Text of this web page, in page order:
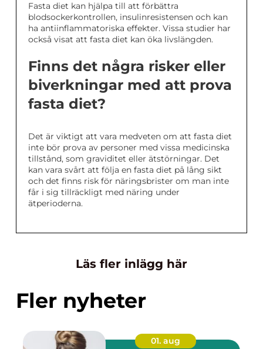
Fasta diet kan hjälpa till att förbättra
blodsockerkontrollen, insulinresistensen och kan
ha antiinflammatoriska effekter. Vissa studier har
också visat att fasta diet kan öka livslängden.
Finns det några risker eller
biverkningar med att prova
fasta diet?
Det är viktigt att vara medveten om att fasta diet
inte bör prova av personer med vissa medicinska
tillstånd, som graviditet eller ätstörningar. Det
kan vara svårt att följa en fasta diet på lång sikt
och det finns risk för näringsbrister om man inte
får i sig tillräckligt med näring under
ätperioderna.
Läs fler inlägg här
Fler nyheter
01. aug